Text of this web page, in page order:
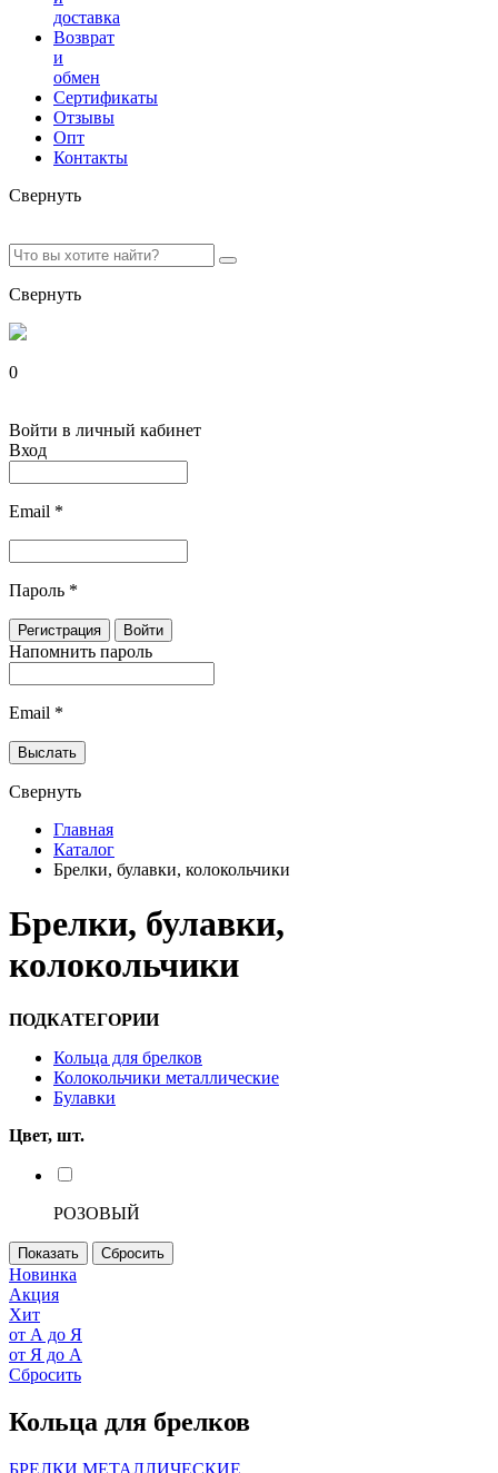
доставка
Возврат
и
обмен
Сертификаты
Отзывы
Опт
Контакты
Свернуть
Свернуть
0
Войти в личный кабинет
Вход
Email *
Пароль *
Напомнить пароль
Email *
Свернуть
Главная
Каталог
Брелки, булавки, колокольчики
Брелки, булавки,
колокольчики
ПОДКАТЕГОРИИ
Кольца для брелков
Колокольчики металлические
Булавки
Цвет, шт.
РОЗОВЫЙ
Новинка
Акция
Хит
от А до Я
от Я до А
Сбросить
Кольца для брелков
БРЕЛКИ МЕТАЛЛИЧЕСКИЕ